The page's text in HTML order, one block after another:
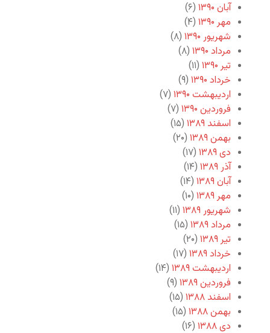
آبان ۱۳۹۰
(۶)
مهر ۱۳۹۰
(۴)
شهریور ۱۳۹۰
(۸)
مرداد ۱۳۹۰
(۸)
تیر ۱۳۹۰
(۱۱)
خرداد ۱۳۹۰
(۹)
اردیبهشت ۱۳۹۰
(۷)
فروردین ۱۳۹۰
(۷)
اسفند ۱۳۸۹
(۱۵)
بهمن ۱۳۸۹
(۲۰)
دی ۱۳۸۹
(۱۷)
آذر ۱۳۸۹
(۱۴)
آبان ۱۳۸۹
(۱۴)
مهر ۱۳۸۹
(۱۰)
شهریور ۱۳۸۹
(۱۱)
مرداد ۱۳۸۹
(۱۵)
تیر ۱۳۸۹
(۲۰)
خرداد ۱۳۸۹
(۱۷)
اردیبهشت ۱۳۸۹
(۱۴)
فروردین ۱۳۸۹
(۹)
اسفند ۱۳۸۸
(۱۵)
بهمن ۱۳۸۸
(۱۵)
دی ۱۳۸۸
(۱۶)